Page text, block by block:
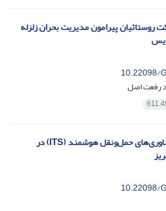
روستائیان پیرامون مدیریت بحران زلزله
10.22098/
رفعت اصل
تحلیلی بر تأثیر استفاده از فناوری‌های حمل‌ونقل هوشمند (ITS) در
10.22098/